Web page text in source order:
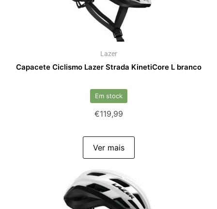
Lazer
Capacete Ciclismo Lazer Strada KinetiCore L branco
Em stock
€119,99
Ver mais